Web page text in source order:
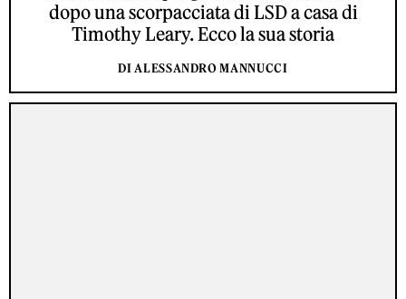
dopo una scorpacciata di LSD a casa di
Timothy Leary. Ecco la sua storia
DI ALESSANDRO MANNUCCI